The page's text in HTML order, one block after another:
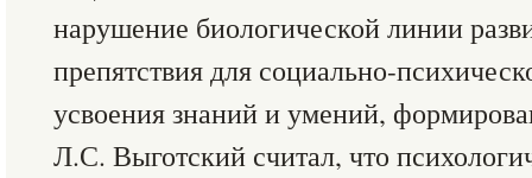
нарушение биологической линии
препятствия для социально-
усвоения знаний и умений,
Л.С. Выготский считал, что